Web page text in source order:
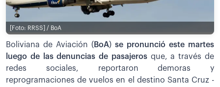
[Foto: RRSS] / BoA
Boliviana de Aviación ( BoA) se pronunció este martes
luego de las denuncias de pasajerosque, a través de
redes sociales, reportaron demoras y
reprogramaciones de vuelos en el destino Santa Cruz -